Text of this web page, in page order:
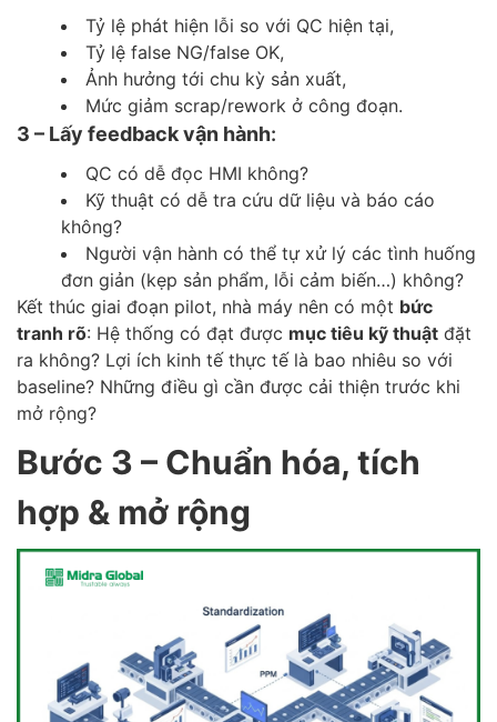
Tỷ lệ phát hiện lỗi so với QC hiện tại,
Tỷ lệ false NG/false OK,
Ảnh hưởng tới chu kỳ sản xuất,
Mức giảm scrap/rework ở công đoạn.
3 – Lấy feedback vận hành:
QC có dễ đọc HMI không?
Kỹ thuật có dễ tra cứu dữ liệu và báo cáo
không?
Người vận hành có thể tự xử lý các tình huống
đơn giản (kẹp sản phẩm, lỗi cảm biến…) không?
Kết thúc giai đoạn pilot, nhà máy nên có một bức
tranh rõ: Hệ thống có đạt được mục tiêu kỹ thuật đặt
ra không? Lợi ích kinh tế thực tế là bao nhiêu so với
baseline? Những điều gì cần được cải thiện trước khi
mở rộng?
Bước 3 – Chuẩn hóa, tích
hợp & mở rộng